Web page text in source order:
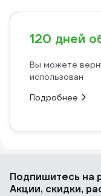
120 дней
Вы можете
использован
Подробнее
Подпишитесь на
Акции, скидки,